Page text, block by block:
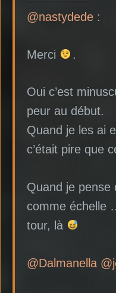
@nastydede :
Merci .
Oui c’est
peur au début.
Quand je les ai
c’était pire que
Quand je pense
comme échelle
tour, là
@Dalmanella